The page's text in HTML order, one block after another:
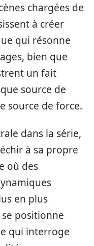
chargées de
à créer
qui résonne
bien que
un fait
source de
source de force.
dans la série,
à sa propre
où des
en plus
positionne
qui interroge